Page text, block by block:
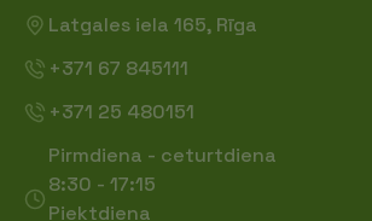
Latgales iela 165, Rīga
+371 67 845111
+371 25 480151
Pirmdiena - ceturtdiena
8:30 - 17:15
Piektdiena